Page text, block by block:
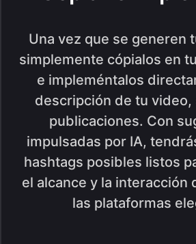
Una vez que se generen
simplemente cópialos en
e impleméntalos
descripción de tu
publicaciones. Con
impulsadas por IA,
hashtags posibles listos
el alcance y la interacción
las plataformas